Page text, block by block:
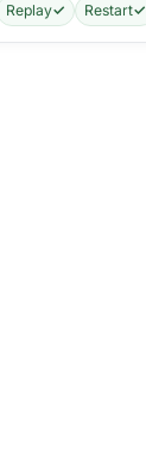
Replay✓ Restart✓